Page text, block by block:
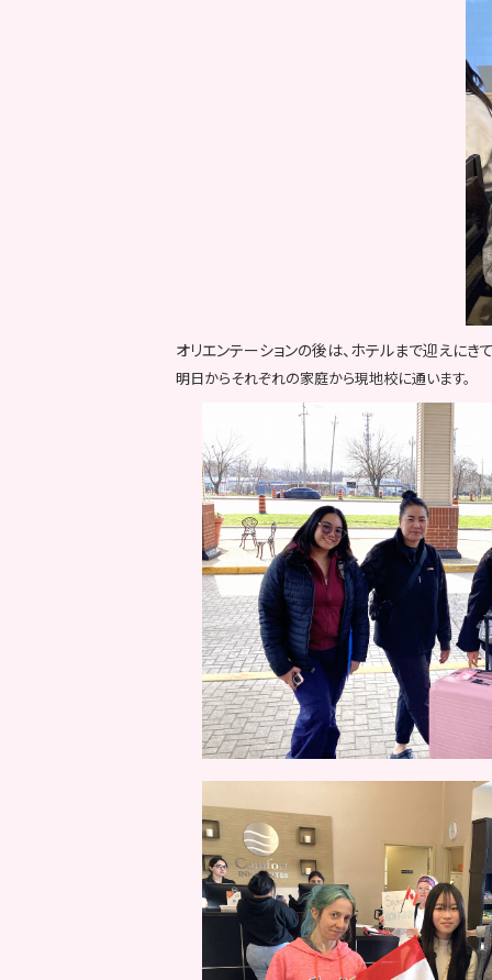
オリエンテーションの後は、ホテルまで迎えにき
明日からそれぞれの家庭から現地校に通います。